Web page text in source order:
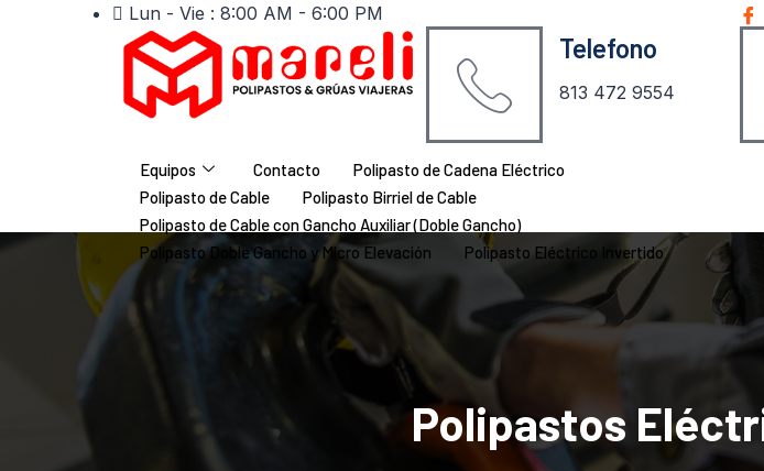
Lun - Vie : 8:00 AM - 6:00 PM
Telefono
813 472 9554
Equipos Contacto
Polipasto de Cadena Eléctrico
Polipasto de Cable
Polipasto Birriel de Cable
Polipasto de Cable con Gancho Auxiliar (Doble Gancho)
Polipasto Doble Gancho y Micro Elevación
Polipasto Eléctrico Invertido
Polipastos